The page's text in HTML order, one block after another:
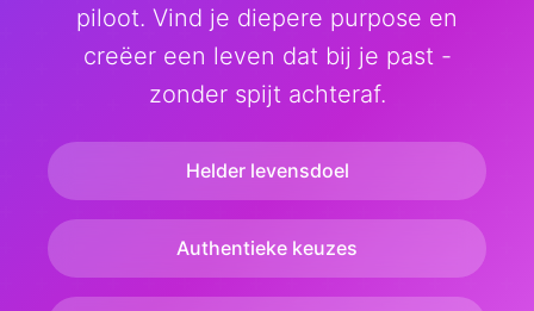
piloot. Vind je diepere purpose en
creëer een leven dat bij je past -
zonder spijt achteraf.
Helder levensdoel
Authentieke keuzes